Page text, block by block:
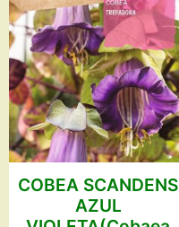
COBEA SCANDENS
AZUL